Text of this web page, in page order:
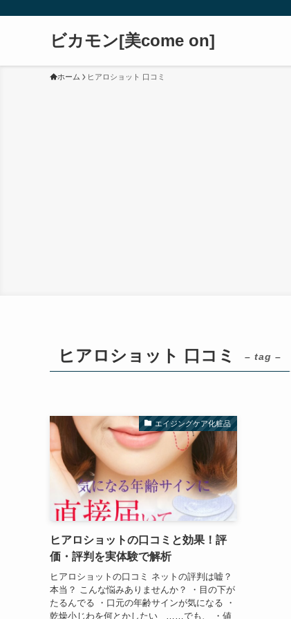
ビカモン[美come on]
ホーム ヒアロショット 口コミ
ヒアロショット 口コミ – tag –
エイジングケア化粧品
ヒアロショットの口コミと効果！評
価・評判を実体験で解析
ヒアロショットの口コミ ネットの評判は嘘？
本当？ こんな悩みありませんか？ ・目の下が
たるんでる ・口元の年齢サインが気になる ・
乾燥小じわを何とかしたい ……でも、 ・値